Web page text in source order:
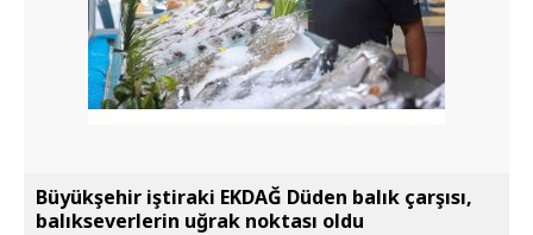
Büyükşehir iştiraki EKDAĞ Düden balık çarşısı,
balıkseverlerin uğrak noktası oldu